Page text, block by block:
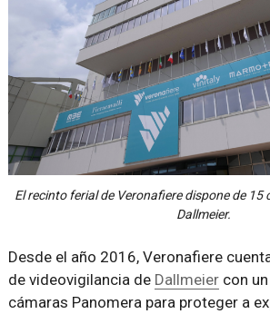
El recinto ferial de Veronafiere dispone de 15
Dallmeier.
Desde el año 2016, Veronafiere
de videovigilancia de Dallmeiercon
cámaras Panomera para proteger a